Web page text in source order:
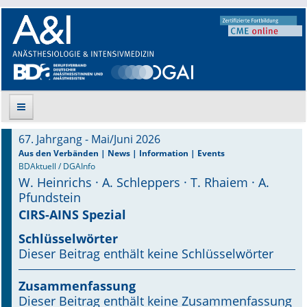
Suche
Aktuelle Ausgabe
Leitlinien
Archiv
Supplements
Supplements OrphanAnesthesia
67. Jahrgang - Mai/Juni 2026
Aus den Verbänden | News | Information | Events
BDAktuell / DGAInfo
W. Heinrichs · A. Schleppers · T. Rhaiem · A.
Pfundstein
CIRS-AINS Spezial
Schlüsselwörter
Dieser Beitrag enthält keine Schlüsselwörter
Zusammenfassung
Dieser Beitrag enthält keine Zusammenfassung